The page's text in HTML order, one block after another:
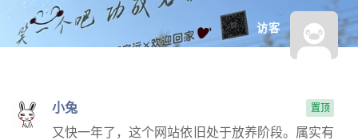
访客
小兔 置顶
又快一年了，这个网站依旧处于放养阶段。属实有